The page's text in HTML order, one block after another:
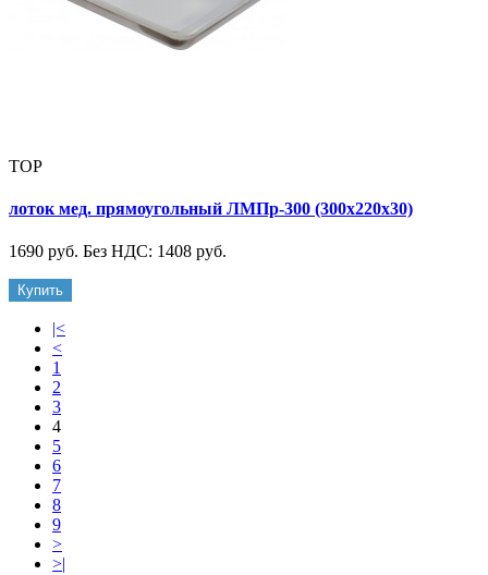
TOP
лоток мед. прямоугольный ЛМПр-300 (300х220х30)
1690 руб. Без НДС: 1408 руб.
Купить
|<
<
1
2
3
4
5
6
7
8
9
>
>|